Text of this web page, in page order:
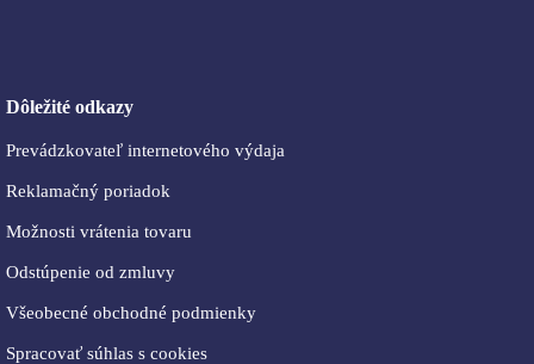
Dôležité odkazy
Prevádzkovateľ internetového výdaja
Reklamačný poriadok
Možnosti vrátenia tovaru
Odstúpenie od zmluvy
Všeobecné obchodné podmienky
Spracovať súhlas s cookies